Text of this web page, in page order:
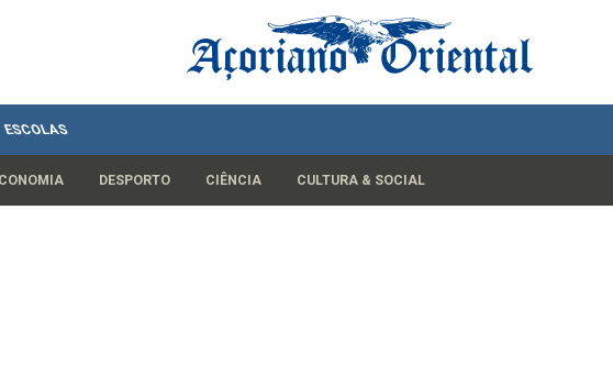
ESCOLAS
DESPORTO CIÊNCIA CULTURA & SOCIAL